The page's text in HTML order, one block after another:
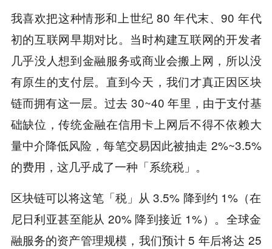
我喜欢把这种情形和上世纪 80 年代末、90 年代
初的互联网早期对比。当时构建互联网的开发者
几乎没人想到金融服务或商业会搬上网，所以没
有原生的支付层。直到今天，我们才真正因区块
链而拥有这一层。过去 30~40 年里，由于支付基
础缺位，传统金融在信用卡上网后不得不依赖大
量中介降低风险，每笔交易因此被抽走 2%~3.5%
的费用，这几乎成了一种「系统税」。
区块链可以将这笔「税」从 3.5% 降到约 1%（在
尼日利亚甚至能从 20% 降到接近 1%）。全球金
融服务的资产管理规模，我们预计 5 年后将达 25